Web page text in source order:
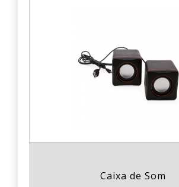
Caixa de Som